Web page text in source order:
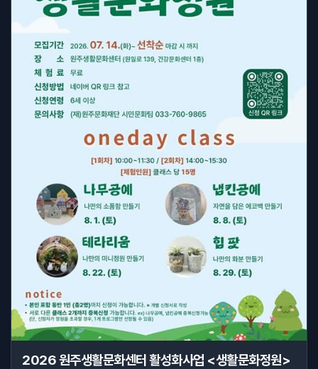
2026 원주생활문화센터 활성화사업 <생활문화정원>